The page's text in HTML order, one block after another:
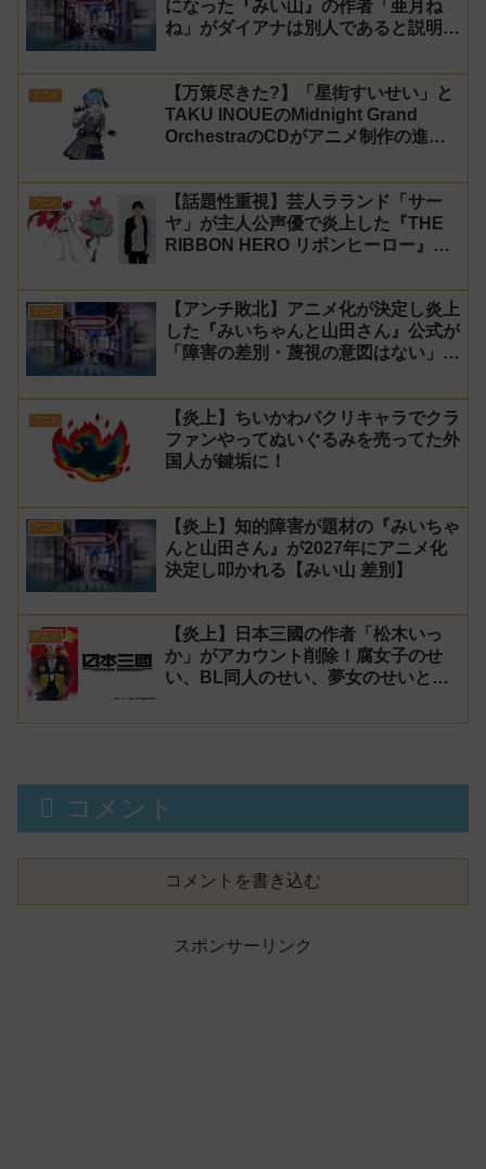
になった『みい山』の作者「亜月ね
ね」がダイアナは別人であると説明し
アニメ
【万策尽きた?】「星街すいせい」と
TAKU INOUEのMidnight Grand
OrchestraのCDがアニメ制作の進行
アニメ
【話題性重視】芸人ラランド「サー
ヤ」が主人公声優で炎上した『THE
RIBBON HERO リボンヒーロー』に
ンルン」「でびでび・でびる」が出
演！
アニメ
【アンチ敗北】アニメ化が決定し炎上
した『みいちゃんと山田さん』公式が
「障害の差別・蔑視の意図はない」と
アニメ
【炎上】ちいかわパクリキャラでクラ
ファンやってぬいぐるみを売ってた外
国人が鍵垢に！
アニメ
【炎上】知的障害が題材の『みいちゃ
んと山田さん』が2027年にアニメ化
決定し叩かれる【みい山 差別】
アニメ
【炎上】日本三國の作者「松木いっ
か」がアカウント削除！腐女子のせ
い、BL同人のせい、夢女のせいと騒
コメント
コメントを書き込む
スポンサーリンク